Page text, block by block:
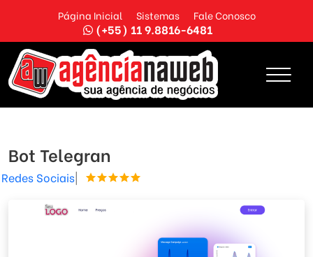
Página Inicial Sistemas Fale Conosco
(+55) 11 9.8816-6481
Bot Telegran
Redes Sociais|